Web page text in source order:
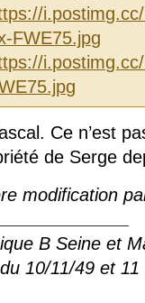
FWE75.jpg
Ce n’est
de Serge
modification
B Seine et
10/11/49 et